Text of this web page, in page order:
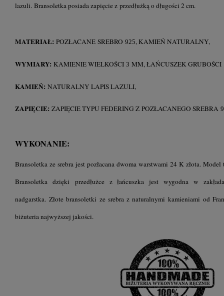
lazuli. Bransoletka posiada zapięcie z przedłużką o długości 2 cm.
MATERIAŁ: POZŁACANE SREBRO 925, KAMIEŃ NATURALNY,
WYMIARY: KAMIENIE WIELKOŚCI 3 MM, ŁAŃCUSZEK GRUBOŚCI
KAMIEŃ: NATURALNY LAPIS LAZULI,
ZAPIĘCIE: ZAPIĘCIE TYPU FEDERING Z POZŁACANEGO SREBRA
WYKONANIE:
Bransoletka ze srebra jest pozłacana dwoma warstwami 24 K złota. Model
Bransoletka dzięki przedłużce z łańcuszka jest wygodna w
nadgarstka. Złote bransoletki ze srebra z naturalnymi kamieniami od
biżuteria najwyższej jakości.